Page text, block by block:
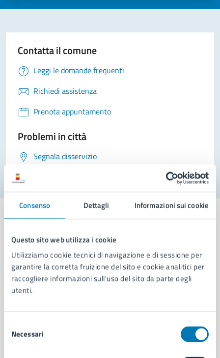
Consenso Dettagli Informazioni sui cookie
Questo sito web utilizza i cookie
Utilizziamo cookie tecnici di navigazione e di sessione per
garantire la corretta fruizione del sito e cookie analitici per
raccogliere informazioni sull'uso del sito da parte degli
utenti.
delNecessari
Contatta il comune
Leggi le domande frequenti
Richiedi assistenza
Prenota appuntamento
Problemi in città
Segnala disservizio
Comune di Napoli
AMMINISTRAZIONE
Aree amministrative
Uffici